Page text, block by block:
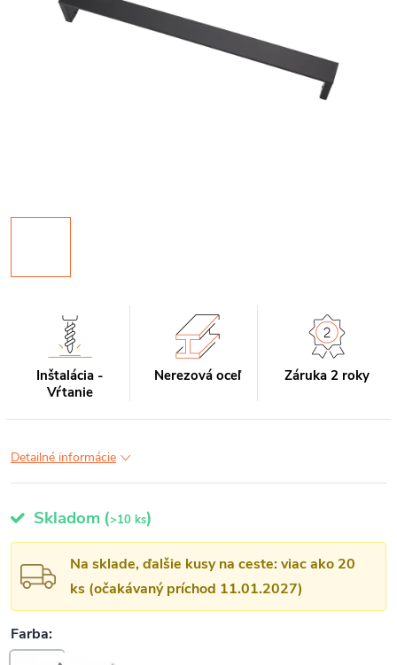
Inštalácia -
Vŕtanie
Nerezová oceľ Záruka 2 roky
Detailné informácie
Skladom (>10 ks)
Na sklade, ďalšie kusy na ceste: viac ako 20
ks (očakávaný príchod 11.01.2027)